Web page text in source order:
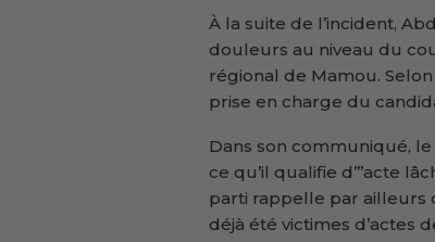
À la suite de l’incident,
douleurs au niveau du
régional de Mamou.
prise en charge du
Dans son communiqué, le
ce qu’il qualifie d’’’acte
parti rappelle par ailleurs
déjà été victimes d’actes